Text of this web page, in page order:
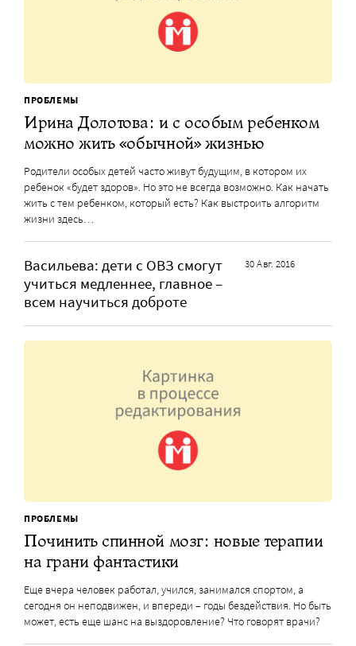
ПРОБЛЕМЫ
Ирина Долотова: и с особым ребенком
можно жить «обычной» жизнью
Родители особых детей часто живут будущим, в котором их
ребенок «будет здоров». Но это не всегда возможно. Как начать
жить с тем ребенком, который есть? Как выстроить алгоритм
жизни здесь…
Васильева: дети с ОВЗ смогут
учиться медленнее, главное –
всем научиться доброте
30 Авг. 2016
ПРОБЛЕМЫ
Починить спинной мозг: новые терапии
на грани фантастики
Еще вчера человек работал, учился, занимался спортом, а
сегодня он неподвижен, и впереди – годы бездействия. Но быть
может, есть еще шанс на выздоровление? Что говорят врачи?